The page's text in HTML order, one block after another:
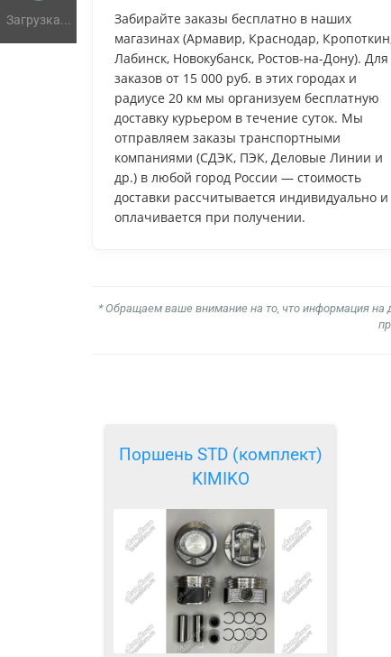
Загрузка...
Забирайте заказы бесплатно в наших
магазинах (Армавир, Краснодар,
Лабинск, Новокубанск, Ростов-на-Дону). Для
заказов от 15 000 руб. в этих городах и
радиусе 20 км мы организуем бесплатную
доставку курьером в течение суток. Мы
отправляем заказы транспортными
компаниями (СДЭК, ПЭК, Деловые Линии и
др.) в любой город России — стоимость
доставки рассчитывается индивидуально и
оплачивается при получении.
* Обращаем ваше внимание на то, что информация на
Поршень STD (комплект)
KIMIKO